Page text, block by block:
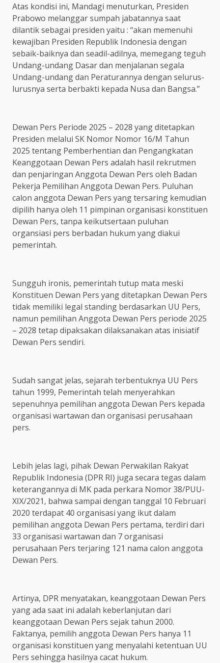
Atas kondisi ini, Mandagi menuturkan, Presiden
Prabowo melanggar sumpah jabatannya saat
dilantik sebagai presiden yaitu : “akan memenuhi
kewajiban Presiden Republik Indonesia dengan
sebaik-baiknya dan seadil-adilnya, memegang teguh
Undang-undang Dasar dan menjalanan segala
Undang-undang dan Peraturannya dengan selurus-
lurusnya serta berbakti kepada Nusa dan Bangsa.”
Dewan Pers Periode 2025 – 2028 yang ditetapkan
Presiden melalui SK Nomor Nomor 16/M Tahun
2025 tentang Pemberhentian dan Pengangkatan
Keanggotaan Dewan Pers adalah hasil rekrutmen
dan penjaringan Anggota Dewan Pers oleh Badan
Pekerja Pemilihan Anggota Dewan Pers. Puluhan
calon anggota Dewan Pers yang tersaring kemudian
dipilih hanya oleh 11 pimpinan organisasi konstituen
Dewan Pers, tanpa keikutsertaan puluhan
organsiasi pers berbadan hukum yang diakui
pemerintah.
Sungguh ironis, pemerintah tutup mata meski
Konstituen Dewan Pers yang ditetapkan Dewan Pers
tidak memiliki legal standing berdasarkan UU Pers,
namun pemilihan Anggota Dewan Pers periode 2025
– 2028 tetap dipaksakan dilaksanakan atas inisiatif
Dewan Pers sendiri.
Sudah sangat jelas, sejarah terbentuknya UU Pers
tahun 1999, Pemerintah telah menyerahkan
sepenuhnya pemilihan anggota Dewan Pers kepada
organisasi wartawan dan organisasi perusahaan
pers.
Lebih jelas lagi, pihak Dewan Perwakilan Rakyat
Republik Indonesia (DPR RI) juga secara tegas dalam
keterangannya di MK pada perkara Nomor 38/PUU-
XIX/2021, bahwa sampai dengan tanggal 10 Februari
2020 terdapat 40 organisasi yang ikut dalam
pemilihan anggota Dewan Pers pertama, terdiri dari
33 organisasi wartawan dan 7 organisasi
perusahaan Pers terjaring 121 nama calon anggota
Dewan Pers.
Artinya, DPR menyatakan, keanggotaan Dewan Pers
yang ada saat ini adalah keberlanjutan dari
keanggotaan Dewan Pers sejak tahun 2000.
Faktanya, pemilih anggota Dewan Pers hanya 11
organisasi konstituen yang menyalahi ketentuan UU
Pers sehingga hasilnya cacat hukum.